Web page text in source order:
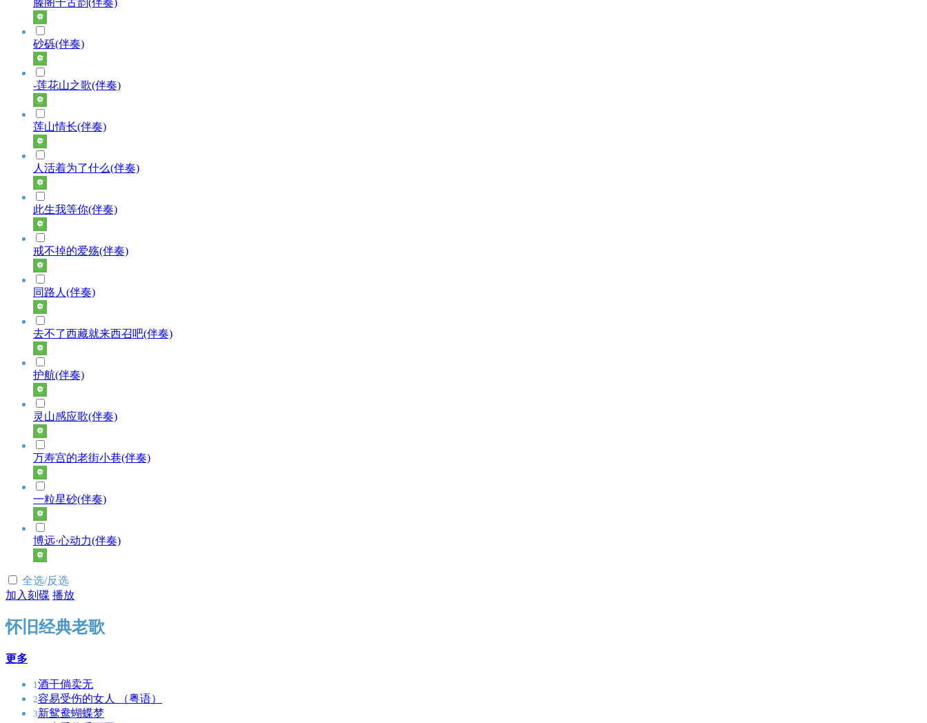
砂砾(伴奏)
-莲花山之歌(伴奏)
莲山情长(伴奏)
人活着为了什么(伴奏)
此生我等你(伴奏)
戒不掉的爱殇(伴奏)
同路人(伴奏)
去不了西藏就来西召吧(伴奏)
护航(伴奏)
灵山感应歌(伴奏)
万寿宫的老街小巷(伴奏)
一粒星砂(伴奏)
博远·心动力(伴奏)
全选/反选
加入刻碟 播放
怀旧经典老歌
更多
1酒干倘卖无
2容易受伤的女人 （粤语）
3新鸳鸯蝴蝶梦